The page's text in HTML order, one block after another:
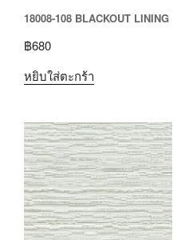
18008-108 BLACKOUT LINING
฿680
หยิบใส่ตะกร้า